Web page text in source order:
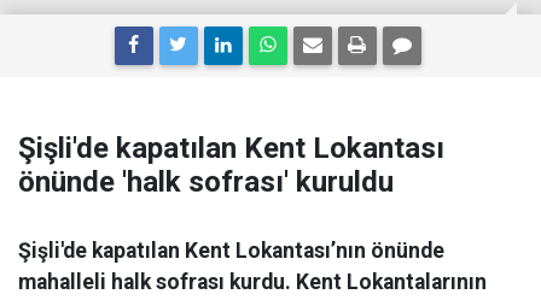
Şişli'de kapatılan Kent Lokantası
önünde 'halk sofrası' kuruldu
Şişli'de kapatılan Kent Lokantası’nın önünde
mahalleli halk sofrası kurdu. Kent Lokantalarının